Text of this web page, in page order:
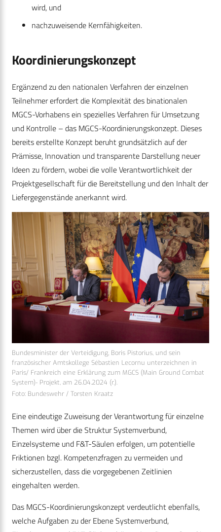
wird, und
nachzuweisende Kernfähigkeiten.
Koordinierungskonzept
Ergänzend zu den nationalen Verfahren der einzelnen
Teilnehmer erfordert die Komplexität des binationalen
MGCS-Vorhabens ein spezielles Verfahren für Umsetzung
und Kontrolle – das MGCS-Koordinierungskonzept. Dieses
bereits erstellte Konzept beruht grundsätzlich auf der
Prämisse, Innovation und transparente Darstellung neuer
Ideen zu fördern, wobei die volle Verantwortlichkeit der
Projektgesellschaft für die Bereitstellung und den Inhalt der
Liefergegenstände anerkannt wird.
Bundesminister der Verteidigung, Boris Pistorius, und sein
französischer Amtskollege Sébastien Lecornu unterzeichnen in
Paris/ Frankreich eine Erklärung zum MGCS (Main Ground Combat
System)- Projekt, am 26.04.2024 (r.).
Foto: Bundeswehr / Torsten Kraatz
Eine eindeutige Zuweisung der Verantwortung für einzelne
Themen wird über die Struktur Systemverbund,
Einzelsysteme und F&T-Säulen erfolgen, um potentielle
Friktionen bzgl. Kompetenzfragen zu vermeiden und
sicherzustellen, dass die vorgegebenen Zeitlinien
eingehalten werden.
Das MGCS-Koordinierungskonzept verdeutlicht ebenfalls,
welche Aufgaben zu der Ebene Systemverbund,